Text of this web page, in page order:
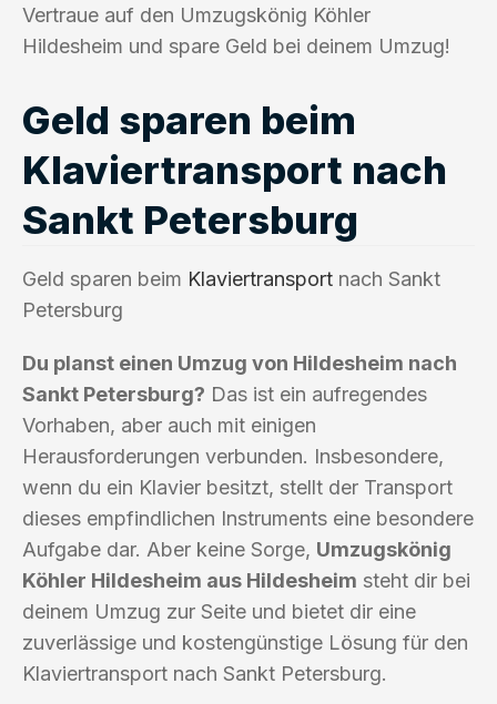
Vertraue auf den Umzugskönig Köhler
Hildesheim und spare Geld bei deinem Umzug!
Geld sparen beim
Klaviertransport nach
Sankt Petersburg
Geld sparen beim Klaviertransport nach Sankt
Petersburg
Du planst einen Umzug von Hildesheim nach
Sankt Petersburg? Das ist ein aufregendes
Vorhaben, aber auch mit einigen
Herausforderungen verbunden. Insbesondere,
wenn du ein Klavier besitzt, stellt der Transport
dieses empfindlichen Instruments eine besondere
Aufgabe dar. Aber keine Sorge, Umzugskönig
Köhler Hildesheim aus Hildesheim steht dir bei
deinem Umzug zur Seite und bietet dir eine
zuverlässige und kostengünstige Lösung für den
Klaviertransport nach Sankt Petersburg.